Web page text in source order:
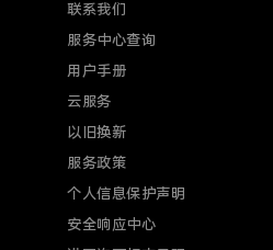
联系我们
服务中心查询
用户手册
云服务
以旧换新
服务政策
个人信息保护声明
安全响应中心